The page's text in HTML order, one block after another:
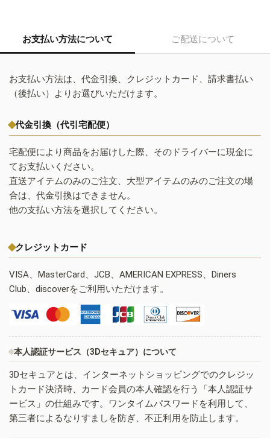
お支払い方法について ご配送について
お支払い方法は、代金引換、クレジットカード、請求書払い
（後払い）よりお選びいただけます。
代金引換（代引宅配便）
宅配便により商品をお届けした際、そのドライバーに現金に
てお支払いください。
直送アイテムのみのご注文、大型アイテムのみのご注文の場
合は、代金引換はできません。
他の支払い方法を選択してください。
クレジットカード
VISA、MasterCard、JCB、AMERICAN EXPRESS、Diners
Club、discoverをご利用いただけます。
本人認証サービス（3Dセキュア）について
3Dセキュアとは、インターネットショッピングでのクレジッ
トカード決済時、カード会員の本人確認を行う「本人認証サ
ービス」の仕組みです。ワンタイムパスワードを利用して、
第三者によるなりすましを防ぎ、不正利用を防止します。